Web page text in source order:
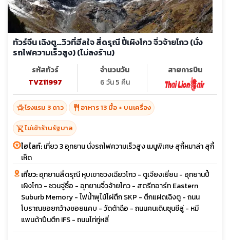
ทัวร์จีน เฉิงตู…วิวที่ฮีลใจ สี่ดรุณี ปี้เผิงโกว จิ่วจ้ายโกว (นั่ง
รถไฟความเร็วสูง) (ไม่ลงร้าน)
รหัสทัวร์
TVZ11997
จำนวนวัน
6 วัน 5 คืน
สายการบิน
hotel_classโรงแรม 3 ดาว restaurant อาหาร 13 มื้อ + บนเครื่อง
shopping_cart_offไม่เข้าร้านรัฐบาล
ไฮไลท์:เที่ยว 3 อุทยาน นั่งรถไฟความเร็วสูง เมนูพิเศษ สุกี้หมาล่า สุกี้
เห็ด
เที่ยว:อุทยานสี่ดรุณี หุบเขาซวงเฉียวโกว - ตูเจียงเยี่ยน - อุทยานปี้
เผิงโกว - ชวนจู่ซื้อ - อุทยานจิ๋วจ้ายโกว - สตรีทอาร์ท Eastern
Suburb Memory - ไฟน้ำพุไม้ไผ่ตึก SKP - ตึกแฝดเฉิงตู - ถนน
โบราณซอยกว้างซอยแคบ - วัดต้าฉือ - ถนนคนเดินซุนซีลู่ - หมี
แพนด้าปืนตึก IFS - ถนนไท่กู่หลี่